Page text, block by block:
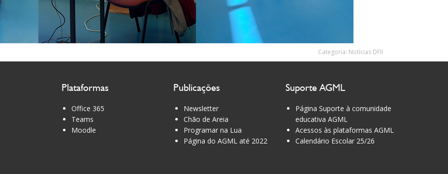
Categoria: Notícias DFII
Plataformas
Office 365
Teams
Moodle
Publicações
Newsletter
Chão de Areia
Programar na Lua
Página do AGML até 2022
Suporte AGML
Página Suporte à comunidade
educativa AGML
Acessos às plataformas AGML
Calendário Escolar 25/26